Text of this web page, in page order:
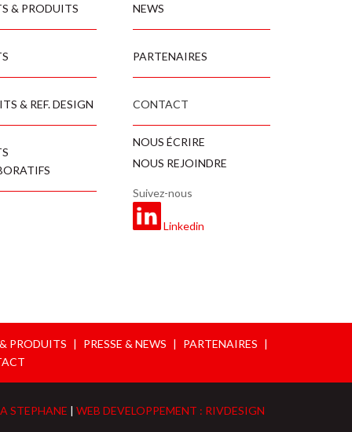
& PRODUITS
& REF. DESIGN
NEWS
PARTENAIRES
CONTACT
NOUS ÉCRIRE
NOUS REJOINDRE
Suivez-nous
Linkedin
PRODUITS | PRESSE & NEWS | PARTENAIRES |
STEPHANE | WEB DEVELOPPEMENT : RIVDESIGN